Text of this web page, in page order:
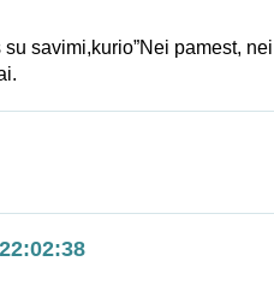
savimi,kurio”Nei pamest, nei